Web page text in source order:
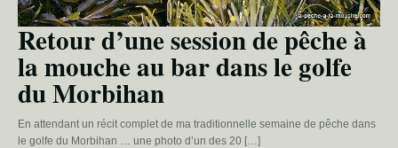
Retour d’une session de pêche à
la mouche au bar dans le golfe
du Morbihan
En attendant un récit complet de ma traditionnelle semaine de pêche dans
le golfe du Morbihan … une photo d’un des 20 […]